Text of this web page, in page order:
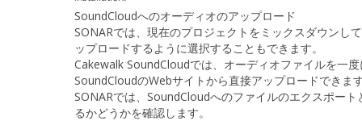
SoundCloudへのオーディオのアップロード
SONARでは、現在のプロジェクトをミックスダウンし
ップロードするように選択することもできます。
Cakewalk SoundCloudでは、オーディオファイルを一
SoundCloudのWebサイトから直接アップロードできま
SONARでは、SoundCloudへのファイルのエクスポー
るかどうかを確認します。